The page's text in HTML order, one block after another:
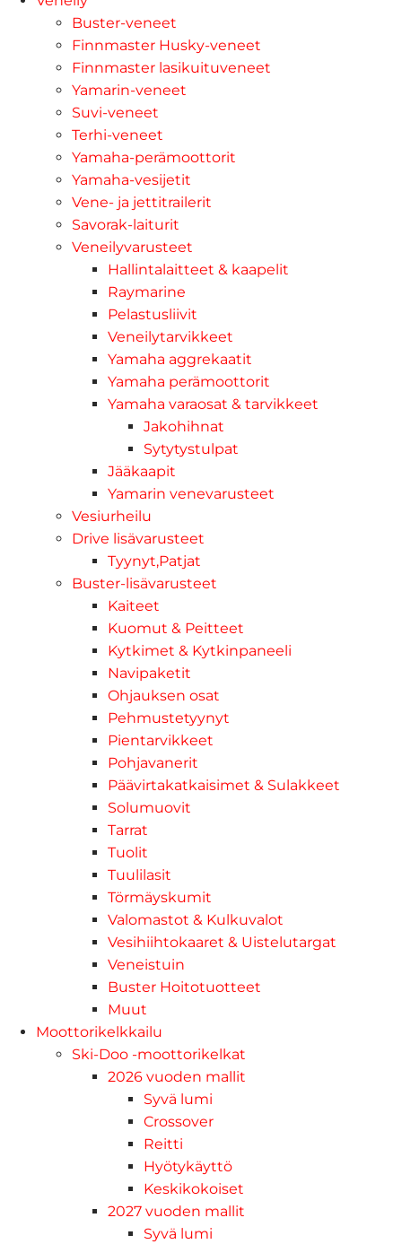
Buster-veneet
Finnmaster Husky-veneet
Finnmaster lasikuituveneet
Yamarin-veneet
Suvi-veneet
Terhi-veneet
Yamaha-perämoottorit
Yamaha-vesijetit
Vene- ja jettitrailerit
Savorak-laiturit
Veneilyvarusteet
Hallintalaitteet & kaapelit
Raymarine
Pelastusliivit
Veneilytarvikkeet
Yamaha aggrekaatit
Yamaha perämoottorit
Yamaha varaosat & tarvikkeet
Jakohihnat
Sytytystulpat
Jääkaapit
Yamarin venevarusteet
Vesiurheilu
Drive lisävarusteet
Tyynyt,Patjat
Buster-lisävarusteet
Kaiteet
Kuomut & Peitteet
Kytkimet & Kytkinpaneeli
Navipaketit
Ohjauksen osat
Pehmustetyynyt
Pientarvikkeet
Pohjavanerit
Päävirtakatkaisimet & Sulakkeet
Solumuovit
Tarrat
Tuolit
Tuulilasit
Törmäyskumit
Valomastot & Kulkuvalot
Vesihiihtokaaret & Uistelutargat
Veneistuin
Buster Hoitotuotteet
Muut
Moottorikelkkailu
Ski-Doo -moottorikelkat
2026 vuoden mallit
Syvä lumi
Crossover
Reitti
Hyötykäyttö
Keskikokoiset
2027 vuoden mallit
Syvä lumi